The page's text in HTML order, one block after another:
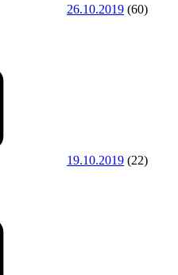
26.10.2019 (60)
19.10.2019 (22)